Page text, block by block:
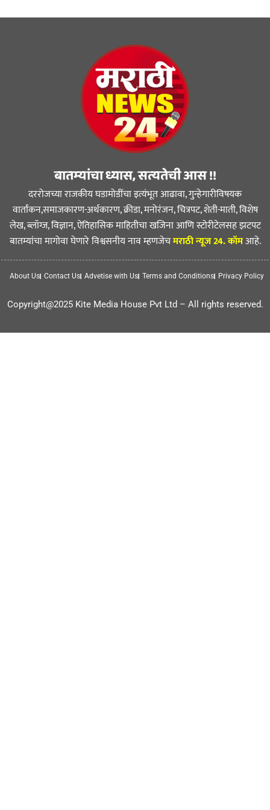
बातम्यांचा ध्यास, सत्यतेची आस !!
दररोजच्या राजकीय घडामोडींचा इत्यंभूत आढावा, गुन्हेगारीविषयक
वार्तांकन,समाजकारण-अर्थकारण, क्रीडा, मनोरंजन, चित्रपट, शेती-माती, विशेष
लेख, ब्लॉग्ज, विज्ञान, ऐतिहासिक माहितीचा खजिना आणि स्टोरीटेलसह झटपट
बातम्यांचा मागोवा घेणारे विश्वसनीय नाव म्हणजेचमराठी न्यूज 24. कॉमआहे.
About Us Contact Us Advetise with Us Terms and Conditions Privacy Policy
Copyright@2025 Kite Media House Pvt Ltd – All rights reserved.